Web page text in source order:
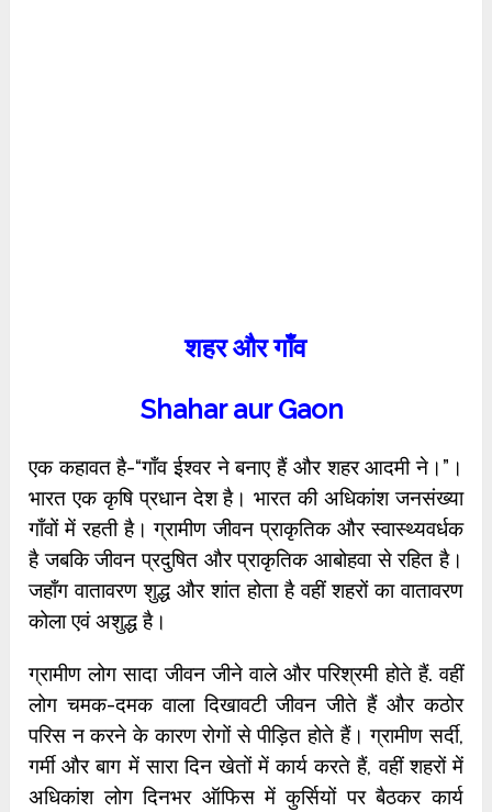
शहर और गाँव
Shahar aur Gaon
एक कहावत है-“गाँव ईश्वर ने बनाए हैं और शहर आदमी ने।”।
भारत एक कृषि प्रधान देश है। भारत की अधिकांश जनसंख्या
गाँवों में रहती है। ग्रामीण जीवन प्राकृतिक और स्वास्थ्यवर्धक
है जबकि जीवन प्रदुषित और प्राकृतिक आबोहवा से रहित है।
जहाँग वातावरण शुद्ध और शांत होता है वहीं शहरों का वातावरण
कोला एवं अशुद्ध है।
ग्रामीण लोग सादा जीवन जीने वाले और परिश्रमी होते हैं. वहीं
लोग चमक-दमक वाला दिखावटी जीवन जीते हैं और कठोर
परिस न करने के कारण रोगों से पीड़ित होते हैं। ग्रामीण सर्दी,
गर्मी और बाग में सारा दिन खेतों में कार्य करते हैं, वहीं शहरों में
अधिकांश लोग दिनभर ऑफिस में कुर्सियों पर बैठकर कार्य